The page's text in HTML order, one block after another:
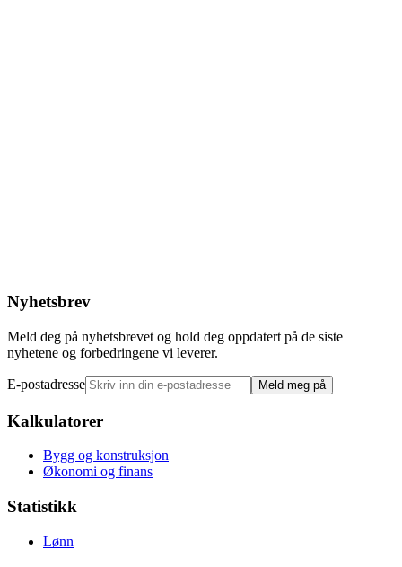
Nyhetsbrev
Meld deg på nyhetsbrevet og hold deg oppdatert på de siste
nyhetene og forbedringene vi leverer.
E-postadresse Meld meg på
Kalkulatorer
Bygg og konstruksjon
Økonomi og finans
Statistikk
Lønn